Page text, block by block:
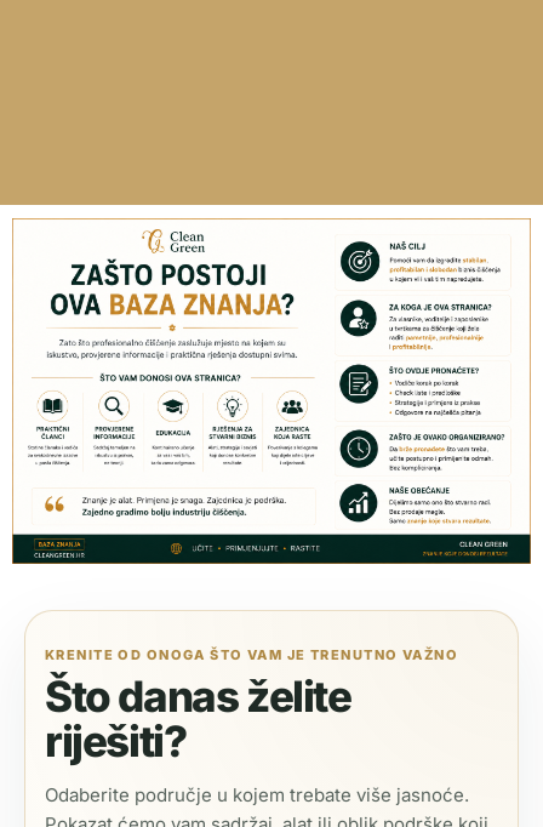
KRENITE OD ONOGA ŠTO VAM JE TRENUTNO VAŽNO
Što danas želite
riješiti?
Odaberite područje u kojem trebate više jasnoće.